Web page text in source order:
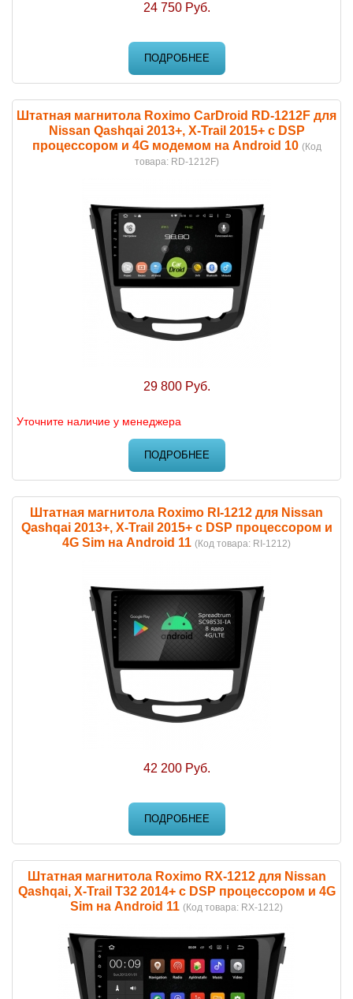
24 750 Руб.
ПОДРОБНЕЕ
Штатная магнитола Roximo CarDroid RD-1212F для
Nissan Qashqai 2013+, X-Trail 2015+ c DSP
процессором и 4G модемом на Android 10 (Код
товара: RD-1212F)
29 800 Руб.
Уточните наличие у менеджера
ПОДРОБНЕЕ
Штатная магнитола Roximo RI-1212 для Nissan
Qashqai 2013+, X-Trail 2015+ c DSP процессором и
4G Sim на Android 11 (Код товара: RI-1212)
42 200 Руб.
ПОДРОБНЕЕ
Штатная магнитола Roximo RX-1212 для Nissan
Qashqai, X-Trail T32 2014+ c DSP процессором и 4G
Sim на Android 11 (Код товара: RX-1212)